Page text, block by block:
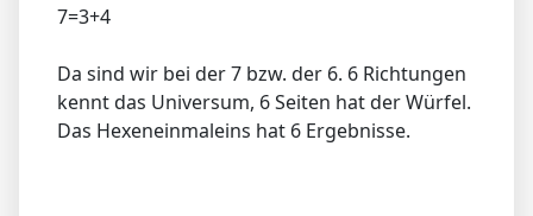
7=3+4
Da sind wir bei der 7 bzw. der 6. 6 Richtungen
kennt das Universum, 6 Seiten hat der Würfel.
Das Hexeneinmaleins hat 6 Ergebnisse.